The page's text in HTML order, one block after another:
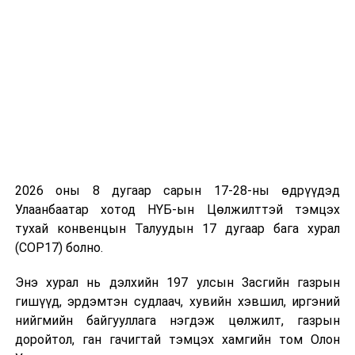
2026 оны 8 дугаар сарын 17-28-ны өдрүүдэд
Улаанбаатар хотод НҮБ-ын Цөлжилттэй тэмцэх
тухай конвенцын Талуудын 17 дугаар бага хурал
(COP17) болно.
Энэ хурал нь дэлхийн 197 улсын Засгийн газрын
гишүүд, эрдэмтэн судлаач, хувийн хэвшил, иргэний
нийгмийн байгууллага нэгдэж цөлжилт, газрын
доройтол, ган гачигтай тэмцэх хамгийн том Олон